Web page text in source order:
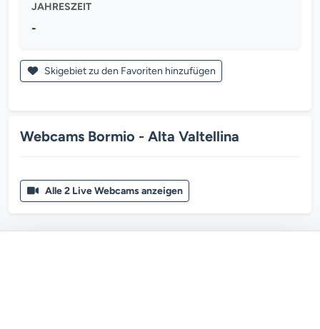
JAHRESZEIT
-
Skigebiet zu den Favoriten hinzufügen
Webcams Bormio - Alta Valtellina
Alle 2 Live Webcams anzeigen